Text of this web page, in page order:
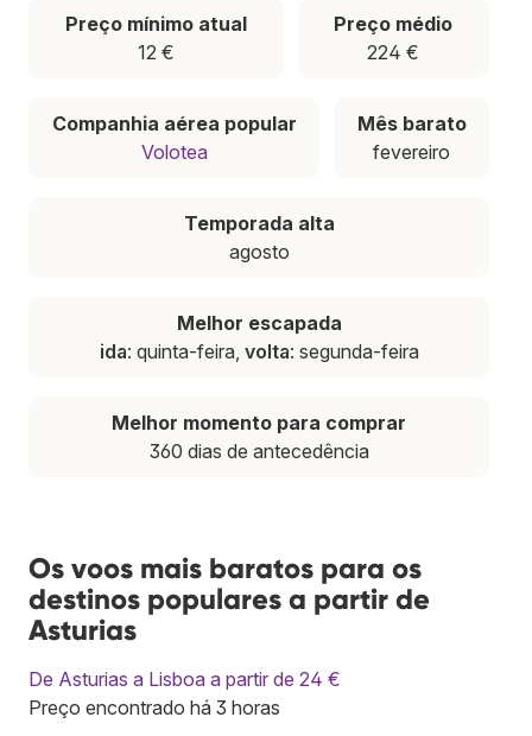
Preço mínimo atual
12 €
Preço médio
224 €
Companhia aérea popular
Volotea
Mês barato
fevereiro
Temporada alta
agosto
Melhor escapada
ida: quinta-feira, volta: segunda-feira
Melhor momento para comprar
360 dias de antecedência
Os voos mais baratos para os
destinos populares a partir de
Asturias
De Asturias a Lisboa a partir de 24 €
Preço encontrado há 3 horas